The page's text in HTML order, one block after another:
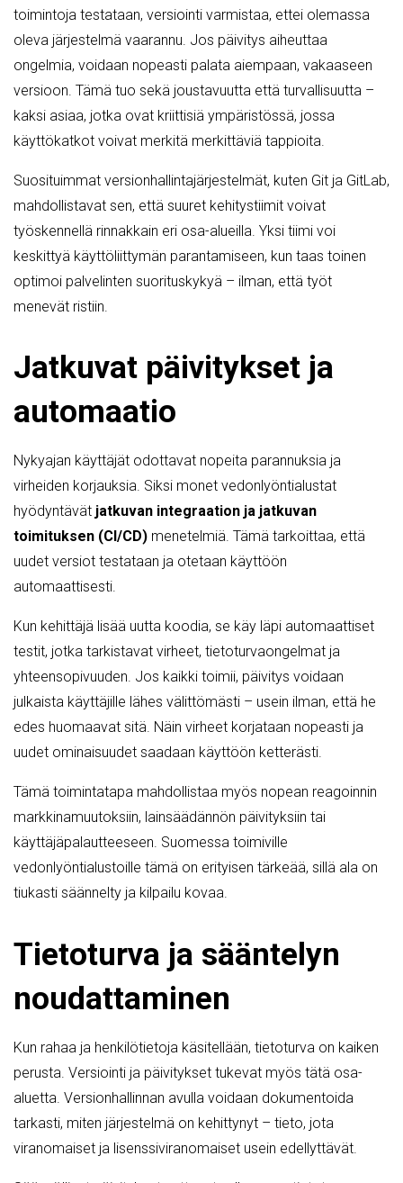
toimintoja testataan, versiointi varmistaa, ettei olemassa
oleva järjestelmä vaarannu. Jos päivitys aiheuttaa
ongelmia, voidaan nopeasti palata aiempaan, vakaaseen
versioon. Tämä tuo sekä joustavuutta että turvallisuutta –
kaksi asiaa, jotka ovat kriittisiä ympäristössä, jossa
käyttökatkot voivat merkitä merkittäviä tappioita.
Suosituimmat versionhallintajärjestelmät, kuten Git ja GitLab,
mahdollistavat sen, että suuret kehitystiimit voivat
työskennellä rinnakkain eri osa-alueilla. Yksi tiimi voi
keskittyä käyttöliittymän parantamiseen, kun taas toinen
optimoi palvelinten suorituskykyä – ilman, että työt
menevät ristiin.
Jatkuvat päivitykset ja
automaatio
Nykyajan käyttäjät odottavat nopeita parannuksia ja
virheiden korjauksia. Siksi monet vedonlyöntialustat
hyödyntävät jatkuvan integraation ja jatkuvan
toimituksen (CI/CD) menetelmiä. Tämä tarkoittaa, että
uudet versiot testataan ja otetaan käyttöön
automaattisesti.
Kun kehittäjä lisää uutta koodia, se käy läpi automaattiset
testit, jotka tarkistavat virheet, tietoturvaongelmat ja
yhteensopivuuden. Jos kaikki toimii, päivitys voidaan
julkaista käyttäjille lähes välittömästi – usein ilman, että he
edes huomaavat sitä. Näin virheet korjataan nopeasti ja
uudet ominaisuudet saadaan käyttöön ketterästi.
Tämä toimintatapa mahdollistaa myös nopean reagoinnin
markkinamuutoksiin, lainsäädännön päivityksiin tai
käyttäjäpalautteeseen. Suomessa toimiville
vedonlyöntialustoille tämä on erityisen tärkeää, sillä ala on
tiukasti säännelty ja kilpailu kovaa.
Tietoturva ja sääntelyn
noudattaminen
Kun rahaa ja henkilötietoja käsitellään, tietoturva on kaiken
perusta. Versiointi ja päivitykset tukevat myös tätä osa-
aluetta. Versionhallinnan avulla voidaan dokumentoida
tarkasti, miten järjestelmä on kehittynyt – tieto, jota
viranomaiset ja lisenssiviranomaiset usein edellyttävät.